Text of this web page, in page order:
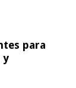
para
y